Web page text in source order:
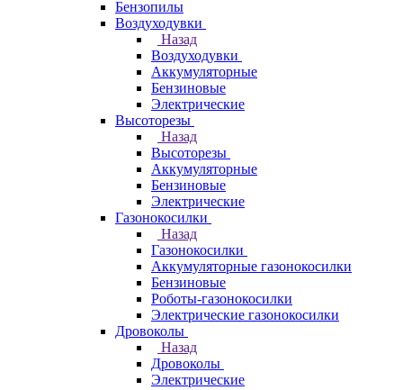
Бензопилы
Воздуходувки
Назад
Воздуходувки
Аккумуляторные
Бензиновые
Электрические
Высоторезы
Назад
Высоторезы
Аккумуляторные
Бензиновые
Электрические
Газонокосилки
Назад
Газонокосилки
Аккумуляторные газонокосилки
Бензиновые
Роботы-газонокосилки
Электрические газонокосилки
Дровоколы
Назад
Дровоколы
Электрические